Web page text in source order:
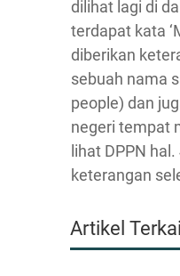
dilihat lagi di
terdapat kata
diberikan
sebuah nama
people) dan
negeri tempat
lihat DPPN
keterangan
Artikel